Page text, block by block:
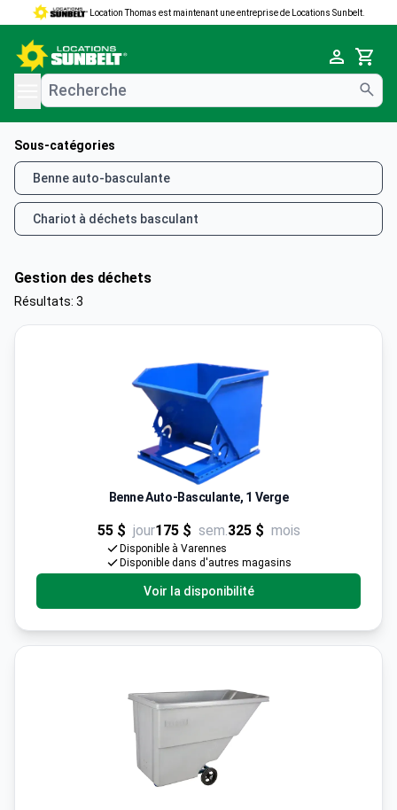
Location Thomas est maintenant une entreprise de Locations Sunbelt.
Cart
menu
Sous-catégories
Benne auto-basculante
Chariot à déchets basculant
Gestion des déchets
Résultats: 3
Benne Auto-Basculante, 1 Verge
55 $ jour175 $ sem.325 $ mois
Disponible à Varennes
Disponible dans d'autres magasins
Voir la disponibilité